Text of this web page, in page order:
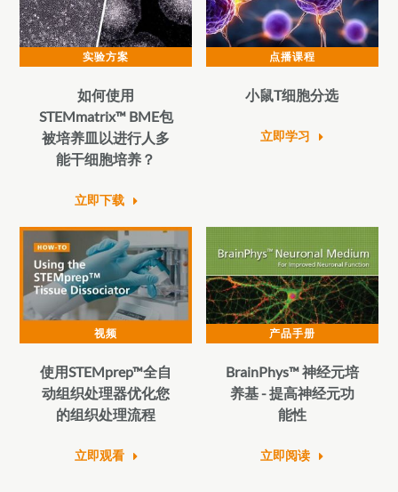
实验方案
如何使用
STEMmatrix™ BME包
被培养皿以进行人多
能干细胞培养？
立即下载
点播课程
小鼠T细胞分选
立即学习
视频
使用STEMprep™全自
动组织处理器优化您
的组织处理流程
立即观看
产品手册
BrainPhys™ 神经元培
养基 - 提高神经元功
能性
立即阅读